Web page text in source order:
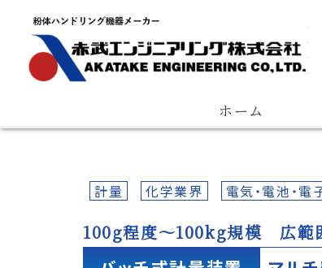
ホーム
会長ご挨拶 会社概要
計量 化学業界 電気・電池・電
100g程度～100kg規模 広範